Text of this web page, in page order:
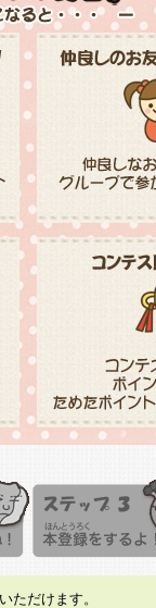
ただけます。